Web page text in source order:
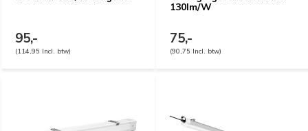
95,-
(114,95 Incl. btw)
130lm/W
75,-
(90,75 Incl. btw)